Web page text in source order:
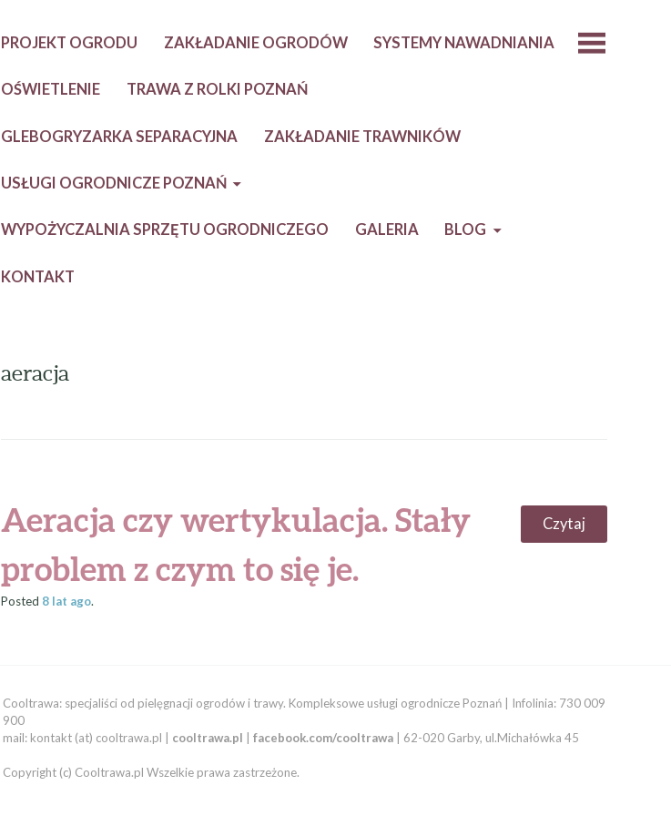
PROJEKT OGRODU ZAKŁADANIE OGRODÓW SYSTEMY NAWADNIANIA
OŚWIETLENIE TRAWA Z ROLKI POZNAŃ
GLEBOGRYZARKA SEPARACYJNA ZAKŁADANIE TRAWNIKÓW
USŁUGI OGRODNICZE POZNAŃ
WYPOŻYCZALNIA SPRZĘTU OGRODNICZEGO GALERIA BLOG
KONTAKT
aeracja
Aeracja czy wertykulacja. Stały
problem z czym to się je.
Czytaj
Posted 8 lat ago.
Cooltrawa: specjaliści od pielęgnacji ogrodów i trawy. Kompleksowe usługi ogrodnicze Poznań | Infolinia: 730 009
900
mail: kontakt (at) cooltrawa.pl | cooltrawa.pl | facebook.com/cooltrawa| 62-020 Garby, ul.Michałówka 45
Copyright (c) Cooltrawa.pl Wszelkie prawa zastrzeżone.